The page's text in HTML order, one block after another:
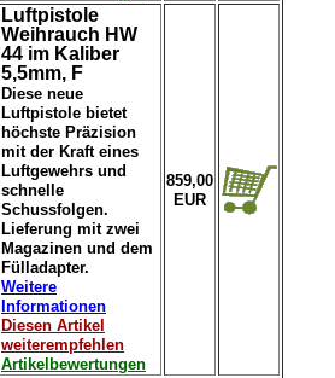
Luftpistole
Weihrauch HW
44 im Kaliber
5,5mm, F
Diese neue
Luftpistole bietet
höchste Präzision
mit der Kraft eines
Luftgewehrs und
schnelle
Schussfolgen.
Lieferung mit zwei
Magazinen und dem
Fülladapter.
Weitere
Informationen
Diesen Artikel
weiterempfehlen
Artikelbewertungen
859,00
EUR